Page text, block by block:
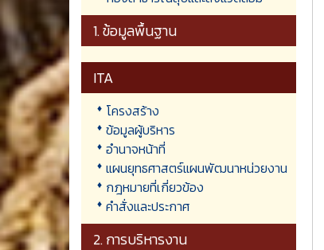
1. ข้อมูลพื้นฐาน
ITA
โครงสร้าง
ข้อมูลผู้บริหาร
อำนาจหน้าที่
แผนยุทธศาสตร์แผนพัฒนาหน่วยงาน
กฎหมายที่เกี่ยวข้อง
คำสั่งและประกาศ
2. การบริหารงาน